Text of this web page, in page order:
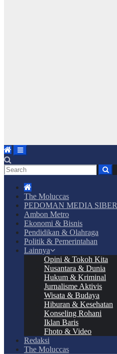
The Moluccas
PEDOMAN MEDIA SIBER
Ambon Metro
Ekonomi & Bisnis
Pendidikan & Olahraga
Politik & Pemerintahan
Lainnya
Opini & Tokoh Kita
Nusantara & Dunia
Hukum & Kriminal
Jurnalisme Aktivis
Wisata & Budaya
Hiburan & Kesehatan
Konseling Rohani
Iklan Baris
Fhoto & Video
Redaksi
The Moluccas